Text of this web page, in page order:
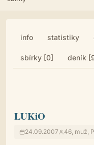
info statistiky
sbírky [0] deník
LUKiO
24.09.2007 46, muž,